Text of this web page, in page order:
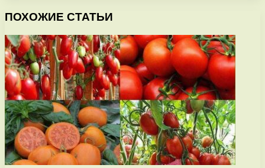
ПОХОЖИЕ СТАТЬИ